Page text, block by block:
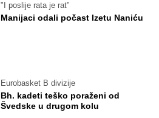
"I poslije rata je rat"
Manijaci odali počast Izetu Naniću
Eurobasket B divizije
Bh. kadeti teško poraženi od
Švedske u drugom kolu